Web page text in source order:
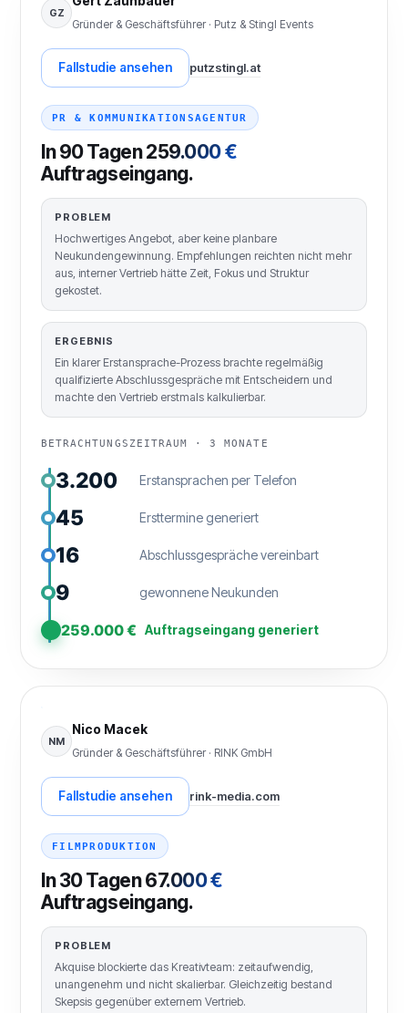
GZ
Gründer & Geschäftsführer · Putz & Stingl Events
Fallstudie ansehen putzstingl.at
PR & KOMMUNIKATIONSAGENTUR
In 90 Tagen259.000 €
Auftragseingang.
PROBLEM
Hochwertiges Angebot, aber keine planbare
Neukundengewinnung. Empfehlungen reichten nicht mehr
aus, interner Vertrieb hätte Zeit, Fokus und Struktur
gekostet.
ERGEBNIS
Ein klarer Erstansprache-Prozess brachte regelmäßig
qualifizierte Abschlussgespräche mit Entscheidern und
machte den Vertrieb erstmals kalkulierbar.
BETRACHTUNGSZEITRAUM · 3 MONATE
3.200 Erstansprachen per Telefon
45 Ersttermine generiert
16 Abschlussgespräche vereinbart
9 gewonnene Neukunden
259.000 € Auftragseingang generiert
NM
Nico Macek
Gründer & Geschäftsführer · RINK GmbH
Fallstudie ansehen rink-media.com
FILMPRODUKTION
In 30 Tagen67.000 €
Auftragseingang.
PROBLEM
Akquise blockierte das Kreativteam: zeitaufwendig,
unangenehm und nicht skalierbar. Gleichzeitig bestand
Skepsis gegenüber externem Vertrieb.